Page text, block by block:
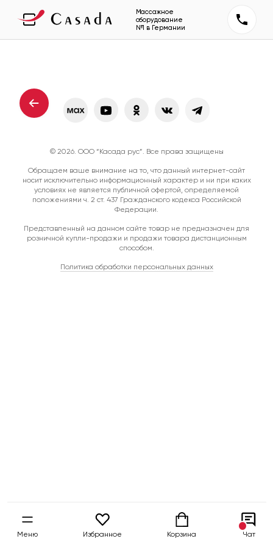
Массажное
оборудование
№1 в Германии
© 2026. ООО “Касада рус”. Все права защищены
Обращаем ваше внимание на то, что данный интернет-сайт
носит исключительно информационный характер и ни при каких
условиях не является публичной офертой, определяемой
положениями ч. 2 ст. 437 Гражданского кодекса Российской
Федерации.
Представленный на данном сайте товар не предназначен для
розничной купли-продажи и продажи товара дистанционным
способом.
Политика обработки персональных данных
Меню Избранное Корзина Чат